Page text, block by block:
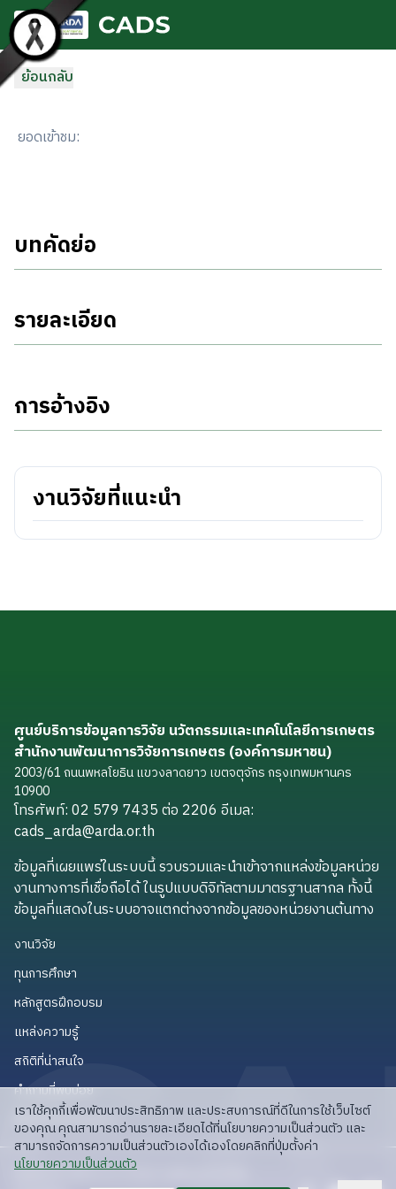
ข้ามไปยังเนื้อหาหลัก
ย้อนกลับ
ยอดเข้าชม:
บทคัดย่อ
รายละเอียด
การอ้างอิง
งานวิจัยที่แนะนำ
ศูนย์บริการข้อมูลการวิจัย นวัตกรรมและเทคโนโลยีการเกษตร
สำนักงานพัฒนาการวิจัยการเกษตร (องค์การมหาชน)
2003/61 ถนนพหลโยธิน แขวงลาดยาว เขตจตุจักร กรุงเทพมหานคร
10900
โทรศัพท์: 02 579 7435 ต่อ 2206 อีเมล:
cads_arda@arda.or.th
ข้อมูลที่เผยแพร่ในระบบนี้ รวบรวมและนำเข้าจากแหล่งข้อมูลหน่วย
งานทางการที่เชื่อถือได้ ในรูปแบบดิจิทัลตามมาตรฐานสากล ทั้งนี้
ข้อมูลที่แสดงในระบบอาจแตกต่างจากข้อมูลของหน่วยงานต้นทาง
งานวิจัย
ทุนการศึกษา
หลักสูตรฝึกอบรม
แหล่งความรู้แหล่งความรู้
สถิติที่น่าสนใจ
คำถามที่พบบ่อยคำถามที่พบบ่อย
API สำหรับนักพัฒนาAPI สำหรับนักพัฒนา
ลิขสิทธิ์ © 2025 สวก: สำนักงานพัฒนาการวิจัย
เราใช้คุกกี้เพื่อพัฒนาประสิทธิภาพ และประสบการณ์ที่ดีในการใช้เว็บไซต์
ของคุณ คุณสามารถอ่านรายละเอียดได้ที่นโยบายความเป็นส่วนตัว และ
สามารถจัดการความเป็นส่วนตัวเองได้เองโดยคลิกที่ปุ่มตั้งค่า
read privacy policy
นโยบายความเป็นส่วนตัว